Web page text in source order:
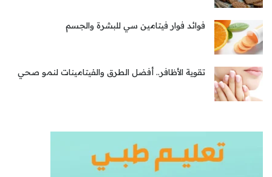
فوائد فوار فيتامين سي للبشرة والجسم
تقوية الأظافر.. أفضل الطرق والفيتامينات لنمو صحي